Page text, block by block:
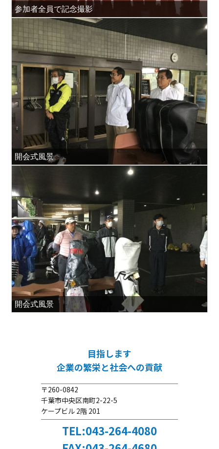
参加者全員で記念撮影
開会式風景
開会式風景
目指します
企業の繁栄と社会への貢献
〒260-0842
千葉市中央区南町2-22-5
ケープビル 2階 201
TEL:043-264-4080